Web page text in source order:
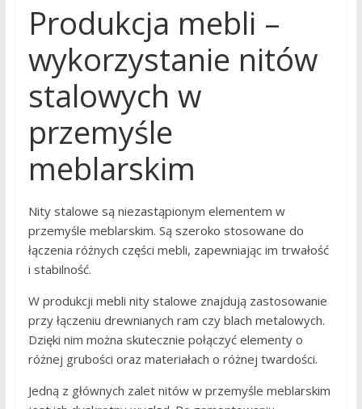
Produkcja mebli –
wykorzystanie nitów
stalowych w
przemyśle
meblarskim
Nity stalowe są niezastąpionym elementem w
przemyśle meblarskim. Są szeroko stosowane do
łączenia różnych części mebli, zapewniając im trwałość
i stabilność.
W produkcji mebli nity stalowe znajdują zastosowanie
przy łączeniu drewnianych ram czy blach metalowych.
Dzięki nim można skutecznie połączyć elementy o
różnej grubości oraz materiałach o różnej twardości.
Jedną z głównych zalet nitów w przemyśle meblarskim